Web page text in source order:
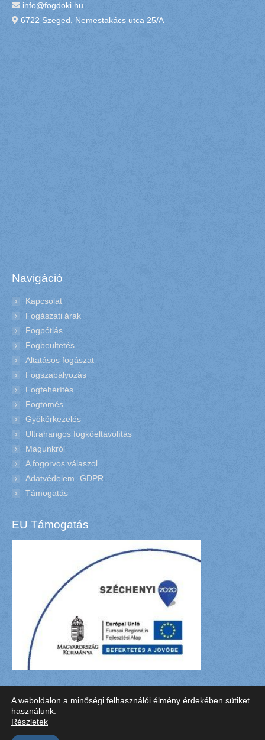
info@fogdoki.hu
6722 Szeged, Nemestakács utca 25/A
Navigáció
Kapcsolat
Fogászati árak
Fogpótlás
Fogbeültetés
Altatásos fogászat
Fogszabályozás
Fogfehérítés
Fogtömés
Gyökérkezelés
Ultrahangos fogkőeltávolítás
Magunkról
A fogorvos válaszol
Adatvédelem -GDPR
Támogatás
EU Támogatás
Barta és Barta Fogászat Szeged, Fogbeültetés, Fogfehérítés -
Szeged, Nemestakács utca 25/A
A weboldalon a minőségi felhasználói élmény érdekében sütiket
használunk.
Részletek